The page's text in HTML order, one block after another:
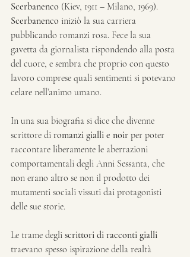
Scerbanenco (Kiev, 1911 – Milano, 1969).
Scerbanenco iniziò la sua carriera
pubblicando romanzi rosa. Fece la sua
gavetta da giornalista rispondendo alla posta
del cuore, e sembra che proprio con questo
lavoro comprese quali sentimenti si potevano
celare nell’animo umano.
In una sua biografia si dice che divenne
scrittore di romanzi gialli e noir per poter
raccontare liberamente le aberrazioni
comportamentali degli Anni Sessanta, che
non erano altro se non il prodotto dei
mutamenti sociali vissuti dai protagonisti
delle sue storie.
Le trame degli scrittori di racconti gialli
traevano spesso ispirazione della realtà